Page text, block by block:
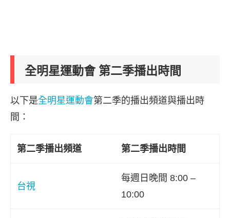
全明星運動會 第二季播出時間
以下是全明星運動會第二季的播出頻道與播出時
間：
第二季播出頻道 第二季播出時間
台視
每週日晚間 8:00 –
10:00